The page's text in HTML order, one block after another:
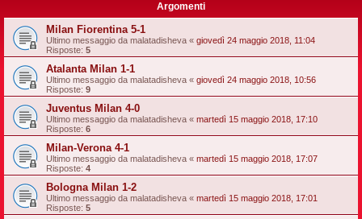
Argomenti
Milan Fiorentina 5-1
Ultimo messaggio da malatadisheva « giovedì 24 maggio 2018, 11:04
Risposte: 5
Atalanta Milan 1-1
Ultimo messaggio da malatadisheva « giovedì 24 maggio 2018, 10:56
Risposte: 9
Juventus Milan 4-0
Ultimo messaggio da malatadisheva « martedì 15 maggio 2018, 17:10
Risposte: 6
Milan-Verona 4-1
Ultimo messaggio da malatadisheva « martedì 15 maggio 2018, 17:07
Risposte: 4
Bologna Milan 1-2
Ultimo messaggio da malatadisheva « martedì 15 maggio 2018, 17:01
Risposte: 5